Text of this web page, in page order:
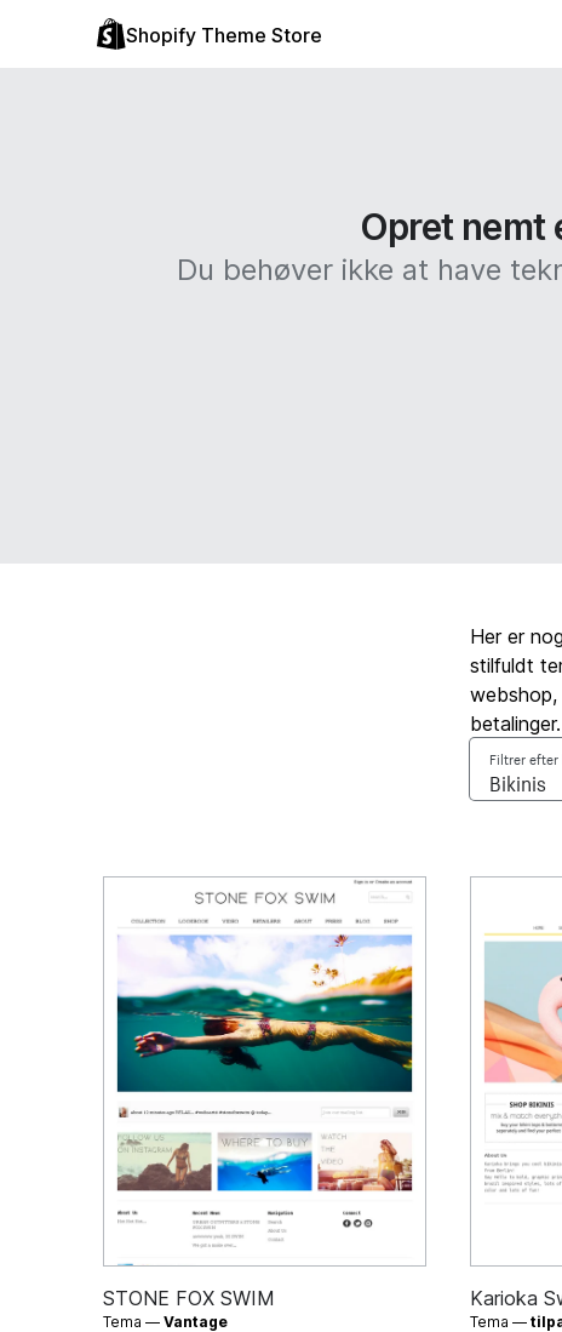
Shopify Theme Store
Opret nemt
Du behøver ikke at have
Her er
stilfuldt
betalinger.
Filtrer efter
STONE FOX SWIM
Tema —Vantage
Karioka
Tema —